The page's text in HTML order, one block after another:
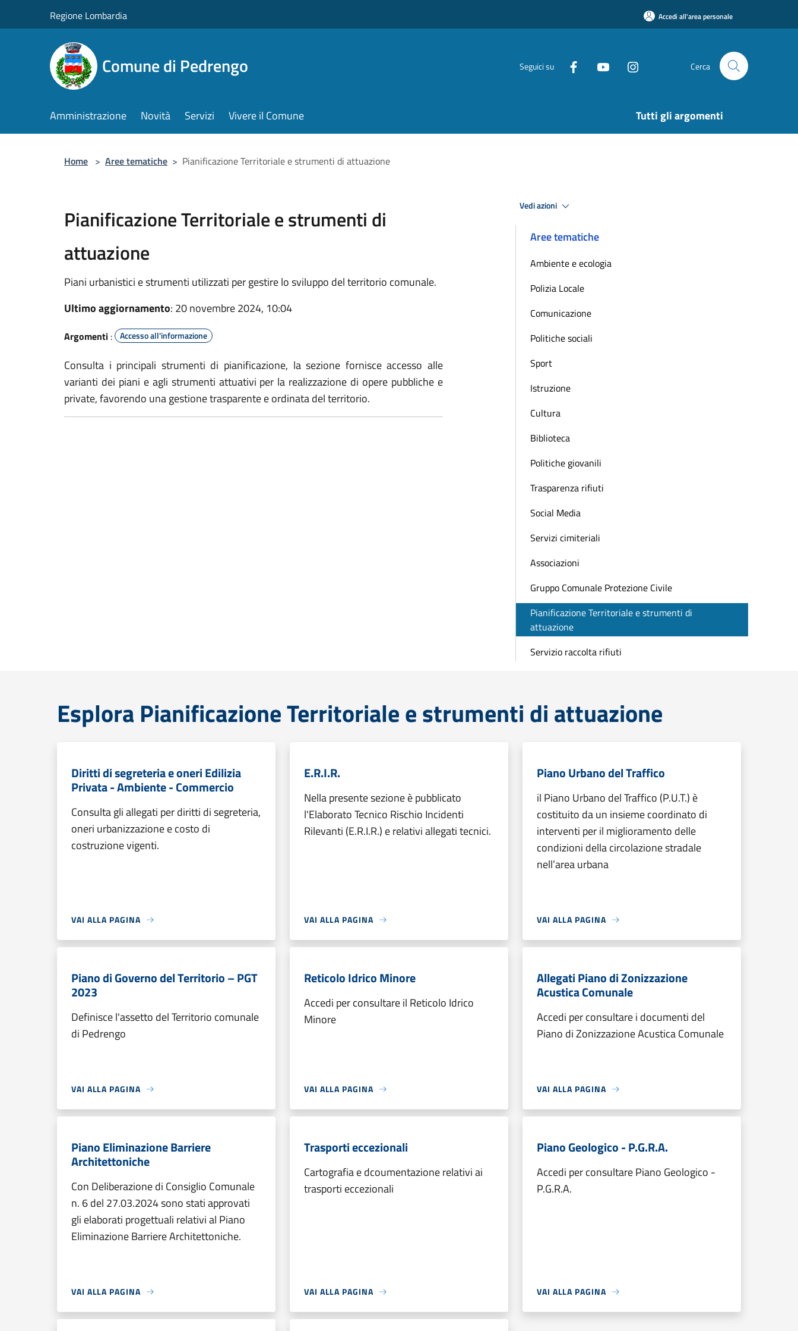
Regione Lombardia Accedi all'area personale
Comune di Pedrengo Seguici su Cerca
Amministrazione Novità Servizi Vivere il Comune Tutti gli argomenti
Home > Aree tematiche > Pianificazione Territoriale e strumenti di attuazione
Pianificazione Territoriale e strumenti di
attuazione
Piani urbanistici e strumenti utilizzati per gestire lo sviluppo del territorio comunale.
Ultimo aggiornamento: 20 novembre 2024, 10:04
Argomenti : Accesso all'informazione
Consulta i principali strumenti di pianificazione, la sezione fornisce accesso alle
varianti dei piani e agli strumenti attuativi per la realizzazione di opere pubbliche e
private, favorendo una gestione trasparente e ordinata del territorio.
Vedi azioni
Aree tematiche
Ambiente e ecologia
Polizia Locale
Comunicazione
Politiche sociali
Sport
Istruzione
Cultura
Biblioteca
Politiche giovanili
Trasparenza rifiuti
Social Media
Servizi cimiteriali
Associazioni
Gruppo Comunale Protezione Civile
Pianificazione Territoriale e strumenti di
attuazione
Servizio raccolta rifiuti
Esplora Pianificazione Territoriale e strumenti di attuazione
Diritti di segreteria e oneri Edilizia
Privata - Ambiente - Commercio
Consulta gli allegati per diritti di segreteria,
oneri urbanizzazione e costo di
costruzione vigenti.
VAI ALLA PAGINA
E.R.I.R.
Nella presente sezione è pubblicato
l'Elaborato Tecnico Rischio Incidenti
Rilevanti (E.R.I.R.) e relativi allegati tecnici.
VAI ALLA PAGINA
Piano Urbano del Traffico
il Piano Urbano del Traffico (P.U.T.) è
costituito da un insieme coordinato di
interventi per il miglioramento delle
condizioni della circolazione stradale
nell’area urbana
VAI ALLA PAGINA
Piano di Governo del Territorio – PGT
2023
Definisce l'assetto del Territorio comunale
di Pedrengo
VAI ALLA PAGINA
Reticolo Idrico Minore
Accedi per consultare il Reticolo Idrico
Minore
VAI ALLA PAGINA
Allegati Piano di Zonizzazione
Acustica Comunale
Accedi per consultare i documenti del
Piano di Zonizzazione Acustica Comunale
VAI ALLA PAGINA
Piano Eliminazione Barriere
Architettoniche
Con Deliberazione di Consiglio Comunale
n. 6 del 27.03.2024 sono stati approvati
gli elaborati progettuali relativi al Piano
Eliminazione Barriere Architettoniche.
VAI ALLA PAGINA
Trasporti eccezionali
Cartografia e dcoumentazione relativi ai
trasporti eccezionali
VAI ALLA PAGINA
Piano Geologico - P.G.R.A.
Accedi per consultare Piano Geologico -
P.G.R.A.
VAI ALLA PAGINA